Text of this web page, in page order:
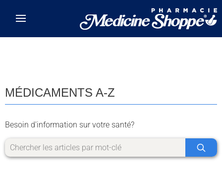
MÉDICAMENTS A-Z
Besoin d'information sur votre santé?